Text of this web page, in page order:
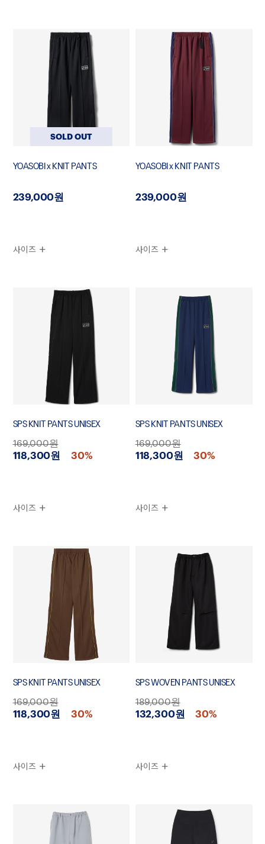
SOLD OUT
YOASOBI x KNIT PANTS
239,000원
사이즈
YOASOBI x KNIT PANTS
239,000원
사이즈
SPS KNIT PANTS UNISEX
169,000원
118,300원 30%
사이즈
SPS KNIT PANTS UNISEX
169,000원
118,300원 30%
사이즈
SPS KNIT PANTS UNISEX
169,000원
118,300원 30%
사이즈
SPS WOVEN PANTS UNISEX
189,000원
132,300원 30%
사이즈